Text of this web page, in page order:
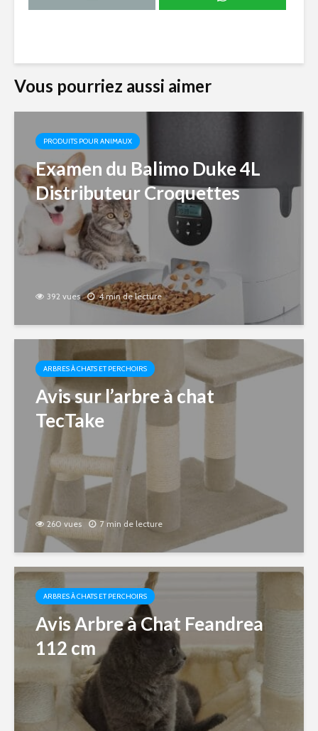
Vous pourriez aussi aimer
PRODUITS POUR ANIMAUX
Examen du Balimo Duke 4L
Distributeur Croquettes
392 vues 4 min de lecture
ARBRES À CHATS ET PERCHOIRS
Avis sur l’arbre à chat
TecTake
260 vues 7 min de lecture
ARBRES À CHATS ET PERCHOIRS
Avis Arbre à Chat Feandrea
112 cm